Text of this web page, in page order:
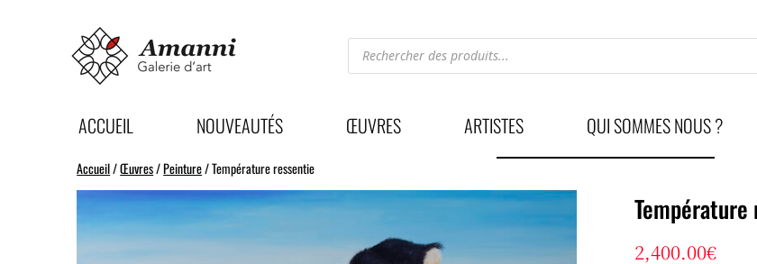
Recherche
de
produits
ACCUEIL NOUVEAUTÉS ŒUVRES ARTISTES QUI SOMMES NOUS ?
Accueil/Œuvres/Peinture/ Température ressentie
2,400.00€